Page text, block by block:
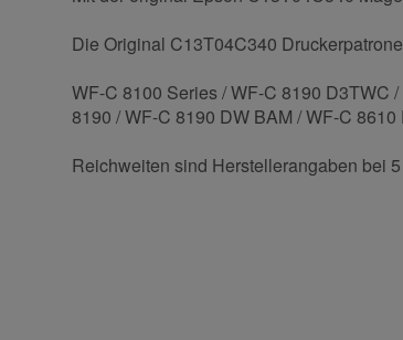
Die Original C13T04C340
WF-C 8100 Series / WF-C 8190 D3TWC
8190 / WF-C 8190 DW BAM / WF-C
Reichweiten sind Herstellerangaben bei